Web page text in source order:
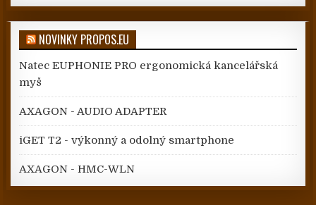
NOVINKY PROPOS.EU
Natec EUPHONIE PRO ergonomická kancelářská
myš
AXAGON - AUDIO ADAPTER
iGET T2 - výkonný a odolný smartphone
AXAGON - HMC-WLN